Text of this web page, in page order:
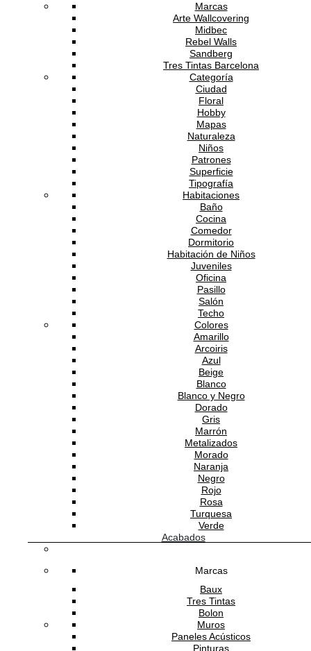
Marcas
Arte Wallcovering
Midbec
Rebel Walls
Sandberg
Tres Tintas Barcelona
Categoría
Ciudad
Floral
Hobby
Mapas
Naturaleza
Niños
Patrones
Superficie
Tipografía
Habitaciones
Baño
Cocina
Comedor
Dormitorio
Habitación de Niños
Juveniles
Oficina
Pasillo
Salón
Techo
Colores
Amarillo
Arcoiris
Azul
Beige
Blanco
Blanco y Negro
Dorado
Gris
Marrón
Metalizados
Morado
Naranja
Negro
Rojo
Rosa
Turquesa
Verde
Acabados
Marcas
Baux
Tres Tintas
Bolon
Muros
Paneles Acústicos
Pinturas